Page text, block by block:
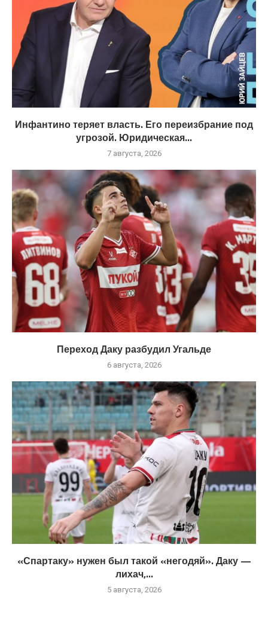
Инфантино теряет власть. Его переизбрание под
угрозой. Юридическая...
7 августа, 2026
Переход Даку разбудил Угальде
6 августа, 2026
«Спартаку» нужен был такой «негодяй». Даку —
лихач,...
5 августа, 2026